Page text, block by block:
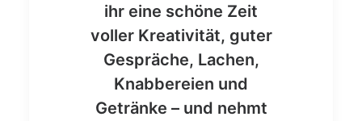
ihr eine schöne Zeit
voller Kreativität, guter
Gespräche, Lachen,
Knabbereien und
Getränke – und nehmt